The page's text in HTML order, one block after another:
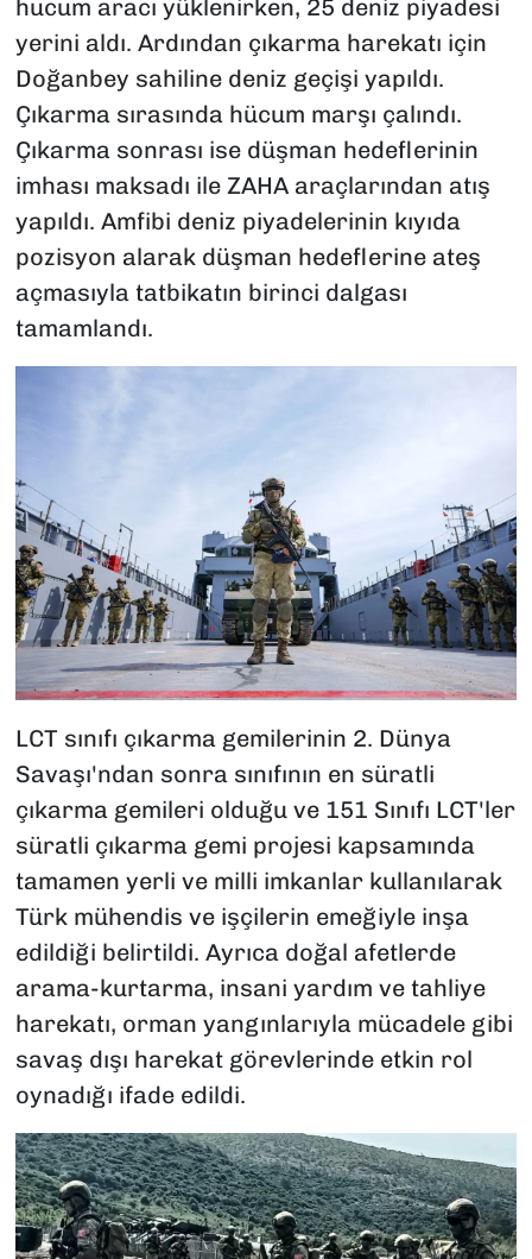
hucum aracı yüklenirken, 25 deniz piyadesi
yerini aldı. Ardından çıkarma harekatı için
Doğanbey sahiline deniz geçişi yapıldı.
Çıkarma sırasında hücum marşı çalındı.
Çıkarma sonrası ise düşman hedeflerinin
imhası maksadı ile ZAHA araçlarından atış
yapıldı. Amfibi deniz piyadelerinin kıyıda
pozisyon alarak düşman hedeflerine ateş
açmasıyla tatbikatın birinci dalgası
tamamlandı.
LCT sınıfı çıkarma gemilerinin 2. Dünya
Savaşı'ndan sonra sınıfının en süratli
çıkarma gemileri olduğu ve 151 Sınıfı LCT'ler
süratli çıkarma gemi projesi kapsamında
tamamen yerli ve milli imkanlar kullanılarak
Türk mühendis ve işçilerin emeğiyle inşa
edildiği belirtildi. Ayrıca doğal afetlerde
arama-kurtarma, insani yardım ve tahliye
harekatı, orman yangınlarıyla mücadele gibi
savaş dışı harekat görevlerinde etkin rol
oynadığı ifade edildi.